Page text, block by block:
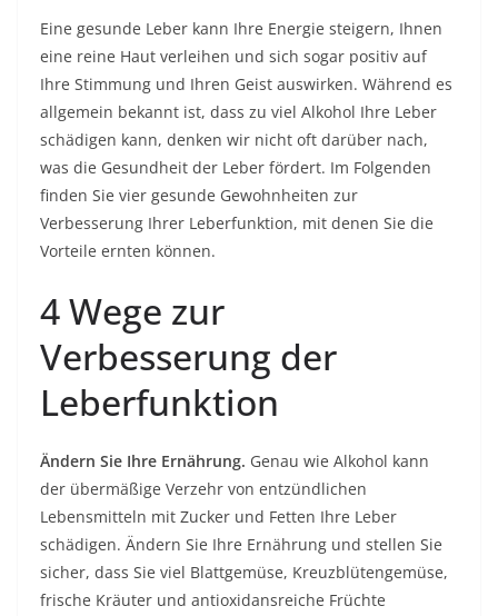
Eine gesunde Leber kann Ihre Energie steigern, Ihnen
eine reine Haut verleihen und sich sogar positiv auf
Ihre Stimmung und Ihren Geist auswirken. Während es
allgemein bekannt ist, dass zu viel Alkohol Ihre Leber
schädigen kann, denken wir nicht oft darüber nach,
was die Gesundheit der Leber fördert. Im Folgenden
finden Sie vier gesunde Gewohnheiten zur
Verbesserung Ihrer Leberfunktion, mit denen Sie die
Vorteile ernten können.
4 Wege zur
Verbesserung der
Leberfunktion
Ändern Sie Ihre Ernährung. Genau wie Alkohol kann
der übermäßige Verzehr von entzündlichen
Lebensmitteln mit Zucker und Fetten Ihre Leber
schädigen. Ändern Sie Ihre Ernährung und stellen Sie
sicher, dass Sie viel Blattgemüse, Kreuzblütengemüse,
frische Kräuter und antioxidansreiche Früchte